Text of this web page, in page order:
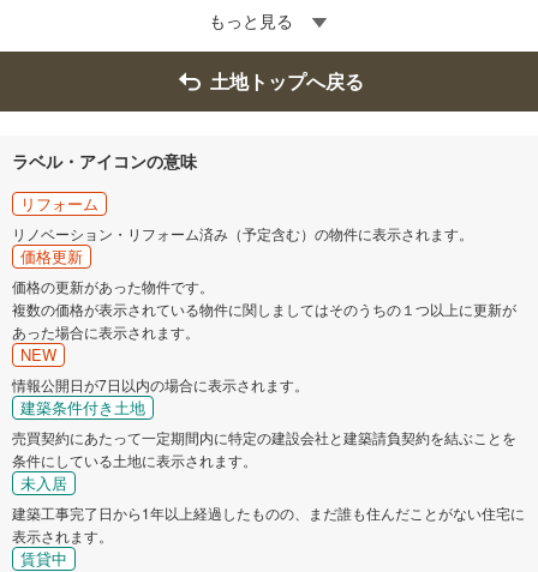
もっと見る
土地トップへ戻る
ラベル・アイコンの意味
リフォーム
リノベーション・リフォーム済み（予定含む）の物件に表示されます。
価格更新
価格の更新があった物件です。
複数の価格が表示されている物件に関しましてはそのうちの１つ以上に更新が
あった場合に表示されます。
NEW
情報公開日が7日以内の場合に表示されます。
建築条件付き土地
売買契約にあたって一定期間内に特定の建設会社と建築請負契約を結ぶことを
条件にしている土地に表示されます。
未入居
建築工事完了日から1年以上経過したものの、まだ誰も住んだことがない住宅に
表示されます。
賃貸中